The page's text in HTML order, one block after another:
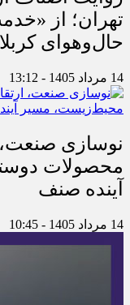
تهران؛ از
حال‌وهوای
14 مرداد 1405 - 13:12
نوسازی صنعت،
محصولات
آینده صنف
14 مرداد 1405 - 10:45